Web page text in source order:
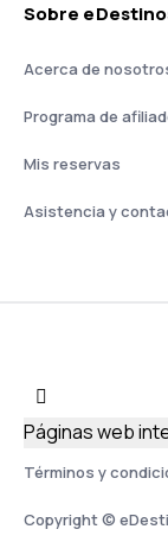
Sobre
Acerca de
Programa de
Mis reservas
Asistencia y
Términos y
Copyright ©
Páginas web